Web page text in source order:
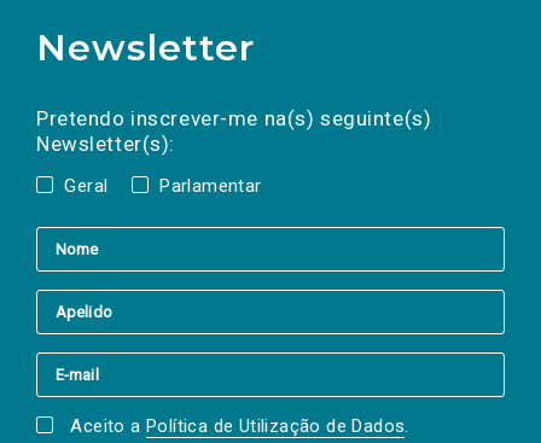
Newsletter
Pretendo inscrever-me na(s) seguinte(s)
Newsletter(s):
Geral Parlamentar
a(s) newsletter(s).
mail
Aceito a Política de Utilização de Dados.